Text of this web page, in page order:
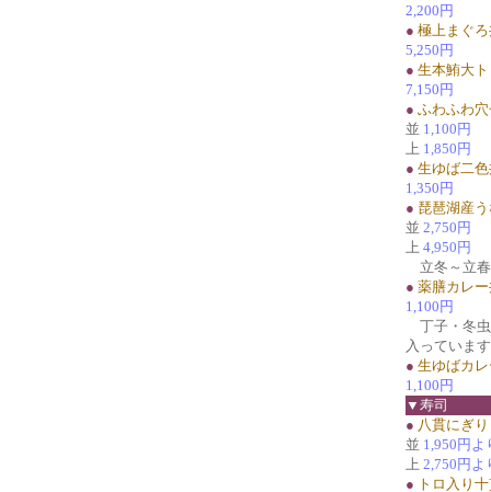
2,200円
● 極上まぐ
5,250円
● 生本鮪大
7,150円
● ふわふわ
並 1,100円
上 1,850円
● 生ゆば二
1,350円
● 琵琶湖産
並 2,750円
上 4,950円
立冬～立
● 薬膳カレ
1,100円
丁子・冬虫
入っています
● 生ゆばカ
1,100円
▼寿司
● 八貫にぎり
並 1,950円よ
上 2,750円よ
● トロ入り